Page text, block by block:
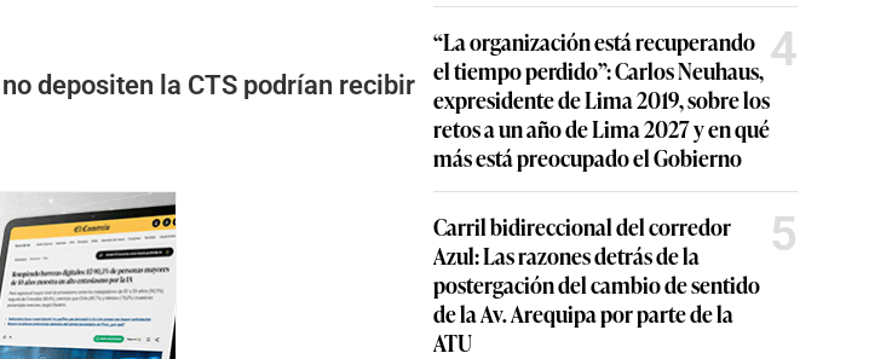
depositen la CTS podrían recibir
“La organización está recuperando
el tiempo perdido”: Carlos Neuhaus,
expresidente de Lima 2019, sobre los
retos a un año de Lima 2027 y en qué
más está preocupado el Gobierno
4
Carril bidireccional del corredor
Azul: Las razones detrás de la
postergación del cambio de sentido
de la Av. Arequipa por parte de la
ATU
5